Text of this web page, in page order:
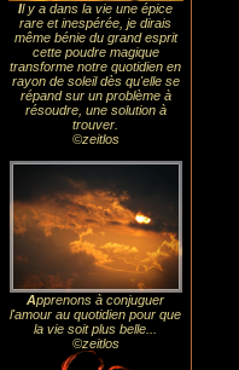
Il y a dans la vie une épice
rare et inespérée, je dirais
même bénie du grand esprit
cette poudre magique
transforme notre quotidien en
rayon de soleil dès qu'elle se
répand sur un problème à
résoudre, une solution à
trouver.
©zeitlos
Apprenons à conjuguer
l'amour au quotidien pour que
la vie soit plus belle...
©zeitlos